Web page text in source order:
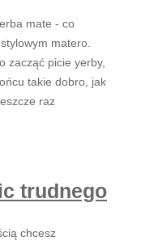
mate - co
matero.
zacząć picie yerby,
takie dobro, jak
raz
trudnego
chcesz